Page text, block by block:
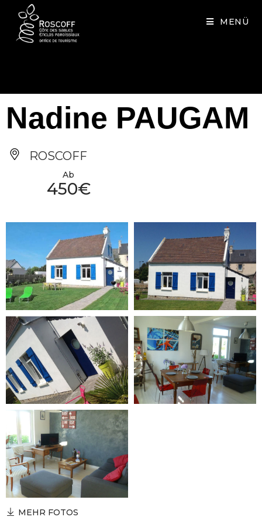
MENÜ
Nadine PAUGAM
ROSCOFF
Ab
450€
MEHR FOTOS
Cookies management panel